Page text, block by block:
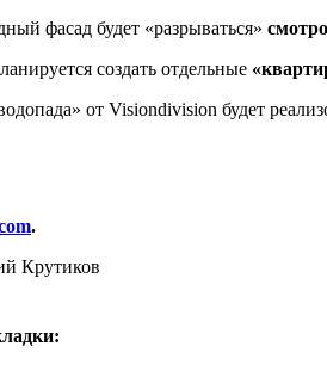
фасад будет «разрываться»
создать отдельные
от Visiondivision будет
.
Крутиков